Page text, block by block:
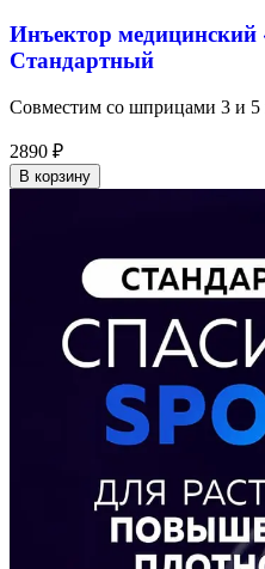
Инъектор медицинский
Стандартный
Совместим со шприцами 3 и
2890 ₽
В корзину